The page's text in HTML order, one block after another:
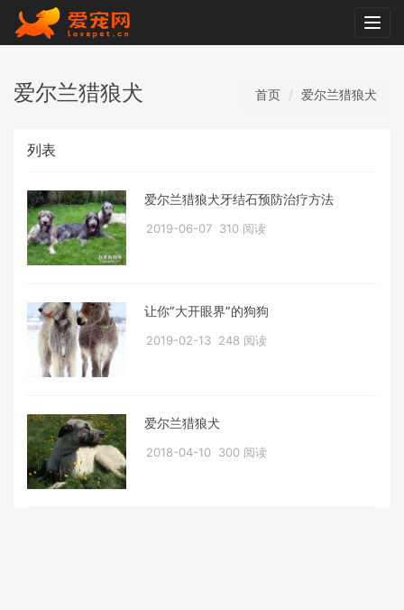
爱尔兰猎狼犬 首页 爱尔兰猎狼犬
列表
爱尔兰猎狼犬牙结石预防治疗方法
2019-06-07 310 阅读
让你”大开眼界”的狗狗
2019-02-13 248 阅读
爱尔兰猎狼犬
2018-04-10 300 阅读